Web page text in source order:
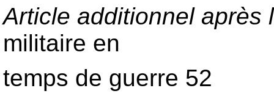
Article additionnel après
militaire en
temps de guerre 52